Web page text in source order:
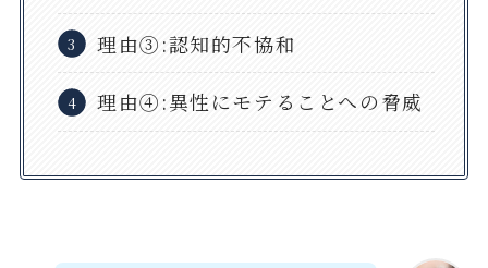
理由③:認知的不協和
理由④:異性にモテることへの脅威